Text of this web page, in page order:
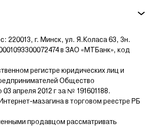
220013, г. Минск, ул. Я.Коласа 63, 3н.
в ЗАО «МТБанк», код
регистре юридических лиц и
Общество
апреля 2012 г за № 191601188.
мазагина в торговом реестре РБ
продавцом рассматривать